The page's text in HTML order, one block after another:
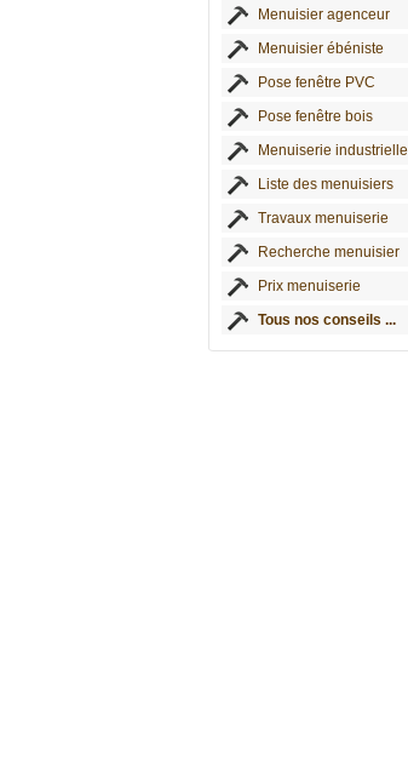
Menuisier agenceur
Menuisier ébéniste
Pose fenêtre PVC
Pose fenêtre bois
Menuiserie industrielle
Liste des menuisiers
Travaux menuiserie
Recherche menuisier
Prix menuiserie
Tous nos conseils ...